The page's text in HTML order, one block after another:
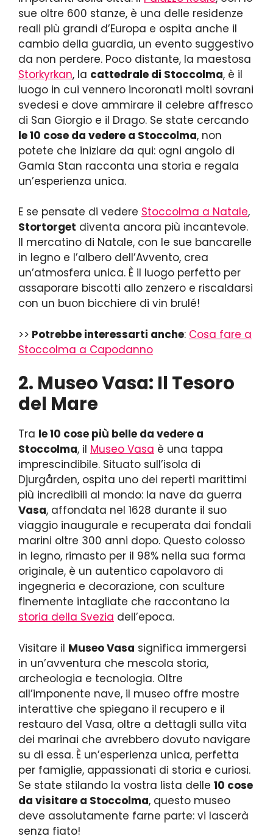
sue oltre 600 stanze, è una delle residenze
reali più grandi d’Europa e ospita anche il
cambio della guardia, un evento suggestivo
da non perdere. Poco distante, la maestosa
Storkyrkan, la cattedrale di Stoccolma, è il
luogo in cui vennero incoronati molti sovrani
svedesi e dove ammirare il celebre affresco
di San Giorgio e il Drago. Se state cercando
le 10 cose da vedere a Stoccolma, non
potete che iniziare da qui: ogni angolo di
Gamla Stan racconta una storia e regala
un’esperienza unica.
E se pensate di vedere Stoccolma a Natale,
Stortorget diventa ancora più incantevole.
Il mercatino di Natale, con le sue bancarelle
in legno e l’albero dell’Avvento, crea
un’atmosfera unica. È il luogo perfetto per
assaporare biscotti allo zenzero e riscaldarsi
con un buon bicchiere di vin brulé!
>> Potrebbe interessarti anche: Cosa fare a
Stoccolma a Capodanno
2. Museo Vasa: Il Tesoro
del Mare
Tra le 10 cose più belle da vedere a
Stoccolma, il Museo Vasa è una tappa
imprescindibile. Situato sull’isola di
Djurgården, ospita uno dei reperti marittimi
più incredibili al mondo: la nave da guerra
Vasa, affondata nel 1628 durante il suo
viaggio inaugurale e recuperata dai fondali
marini oltre 300 anni dopo. Questo colosso
in legno, rimasto per il 98% nella sua forma
originale, è un autentico capolavoro di
ingegneria e decorazione, con sculture
finemente intagliate che raccontano la
storia della Svezia dell’epoca.
Visitare il Museo Vasa significa immergersi
in un’avventura che mescola storia,
archeologia e tecnologia. Oltre
all’imponente nave, il museo offre mostre
interattive che spiegano il recupero e il
restauro del Vasa, oltre a dettagli sulla vita
dei marinai che avrebbero dovuto navigare
su di essa. È un’esperienza unica, perfetta
per famiglie, appassionati di storia e curiosi.
Se state stilando la vostra lista delle 10 cose
da visitare a Stoccolma, questo museo
deve assolutamente farne parte: vi lascerà
senza fiato!